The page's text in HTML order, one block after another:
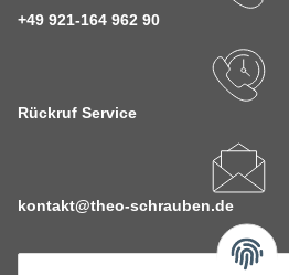
+49 921-164 962 90
Rückruf Service
kontakt@theo-schrauben.de